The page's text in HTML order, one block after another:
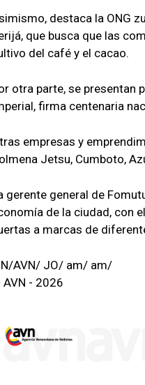
destaca la ONG
que busca que las
del café y el cacao.
otra parte, se
firma centenaria
empresas y
Jetsu, Cumboto,
gerente general de
de la ciudad, con
a marcas de
AVN/ JO/ am/ am/
- 2026